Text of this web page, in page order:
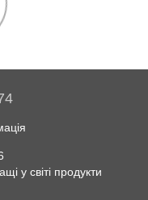
у світі продукти